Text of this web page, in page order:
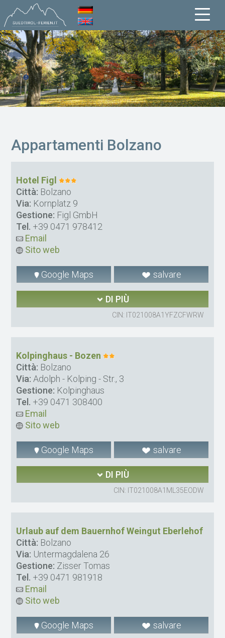
Appartamenti Bolzano
Hotel Figl
Città: Bolzano
Via: Kornplatz 9
Gestione: Figl GmbH
Tel. +39 0471 978412
Email
Sito web
Google Maps salvare
DI PIÙ
CIN: IT021008A1YFZCFWRW
Kolpinghaus - Bozen
Città: Bolzano
Via: Adolph - Kolping - Str., 3
Gestione: Kolpinghaus
Tel. +39 0471 308400
Email
Sito web
Google Maps salvare
DI PIÙ
CIN: IT021008A1ML35EODW
Urlaub auf dem Bauernhof Weingut Eberlehof
Città: Bolzano
Via: Untermagdalena 26
Gestione: Zisser Tomas
Tel. +39 0471 981918
Email
Sito web
Google Maps salvare